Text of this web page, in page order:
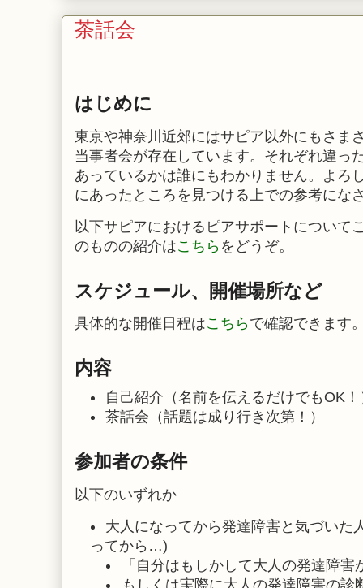
茶話会
はじめに
東京や神奈川近郊にはサピア以外にもさま
当事者会が存在しています。それぞれ違っ
あっているかは誰にもわかりません。よろ
にあったところを見つける上での参考にな
以下サピアにおけるピアサポートについて
のものの紹介はこちら をどうぞ。
スケジュール、開催場所など
具体的な開催日程はこちらで確認できます
内容
自己紹介（名前を伝えるだけでもOK
茶話会（話題は成り行き次第！）
参加者の条件
以下のいずれか
大人になってから発達障害と気づいた
ってから…)
「自分はもしかして大人の発達障